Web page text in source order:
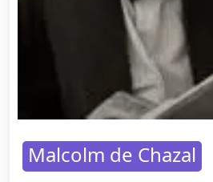
Malcolm de Chazal